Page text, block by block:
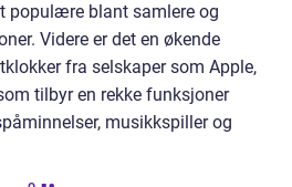
populære blant samlere og
Videre er det en økende
fra selskaper som Apple,
tilbyr en rekke funksjoner
musikkspiller og